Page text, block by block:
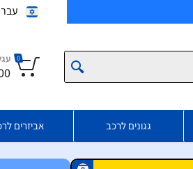
גגונים לרכב אביזרים
0